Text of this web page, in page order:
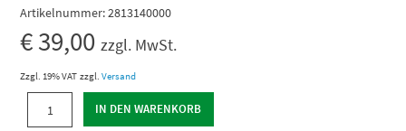
Artikelnummer:2813140000
€39,00 zzgl. MwSt.
Zzgl. 19% VAT zzgl.Versand
IN DEN WARENKORB